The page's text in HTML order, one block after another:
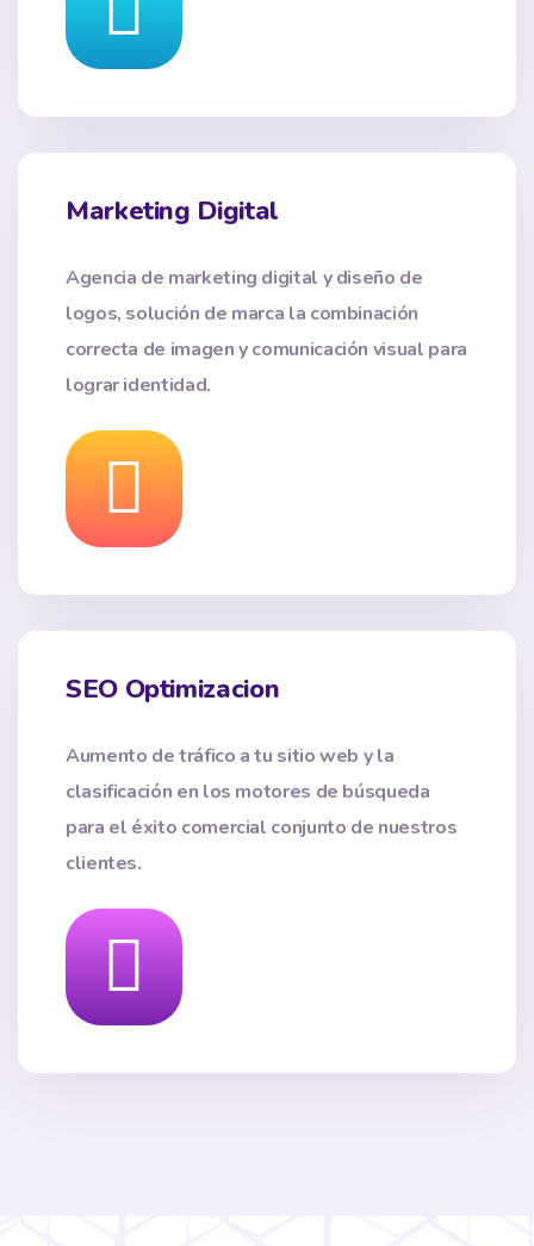
Marketing Digital
Agencia de marketing digital y diseño de
logos, solución de marca la combinación
correcta de imagen y comunicación visual para
lograr identidad.
SEO Optimizacion
Aumento de tráfico a tu sitio web y la
clasificación en los motores de búsqueda
para el éxito comercial conjunto de nuestros
clientes.